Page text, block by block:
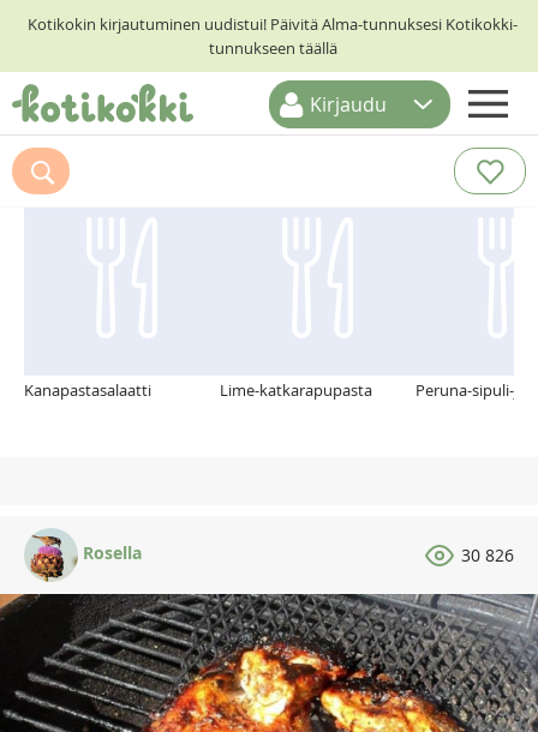
Kotikokin kirjautuminen uudistui! Päivitä Alma-tunnuksesi Kotikokki-
tunnukseen täällä
ETUSIVU
RESEPTIHAKU
Kirjaudu
Suosittelemme myös
Kanapastasalaatti Lime-katkarapupasta Peruna-sipuli-
Rosella 30 826